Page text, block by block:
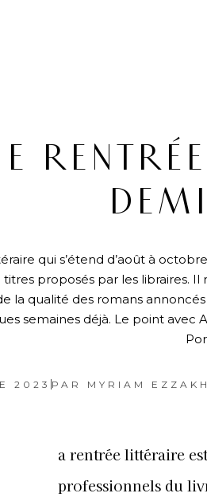
qui s’étend d’août à
proposés par les libraires.
la qualité des romans
semaines déjà. Le point avec
2023 PAR MYRIAM
a rentrée littéraire
professionnels du